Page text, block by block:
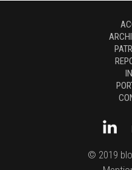
© 2019